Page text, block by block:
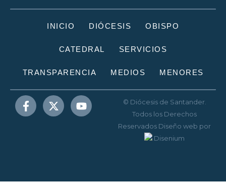
INICIO DIÓCESIS OBISPO
CATEDRAL SERVICIOS
TRANSPARENCIA MEDIOS MENORES
© Diócesis de Santander.
Todos los Derechos
Reservados Diseño web por
Disenium